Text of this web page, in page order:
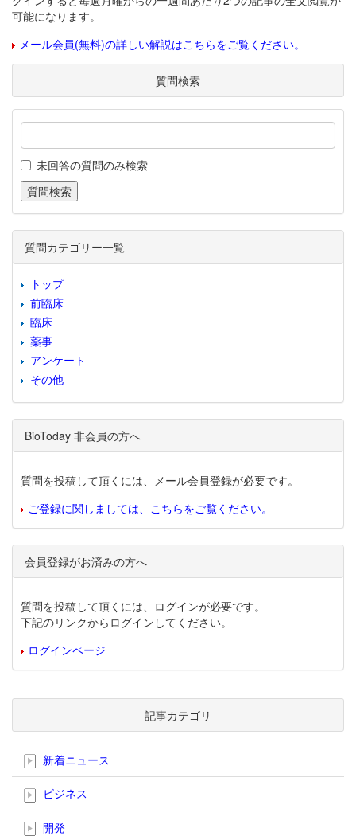
可能になります。
メール会員(無料)の詳しい解説はこちらをご覧ください。
質問検索
未回答の質問のみ検索
質問カテゴリー一覧
トップ
前臨床
臨床
薬事
アンケート
その他
BioToday 非会員の方へ
質問を投稿して頂くには、メール会員登録が必要です。
ご登録に関しましては、こちらをご覧ください。
会員登録がお済みの方へ
質問を投稿して頂くには、ログインが必要です。
下記のリンクからログインしてください。
ログインページ
記事カテゴリ
新着ニュース
ビジネス
開発